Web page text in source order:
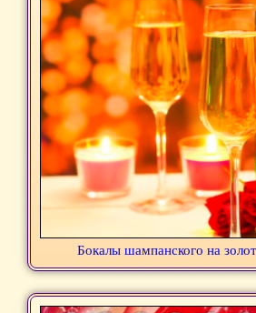
Бокалы шампанского на